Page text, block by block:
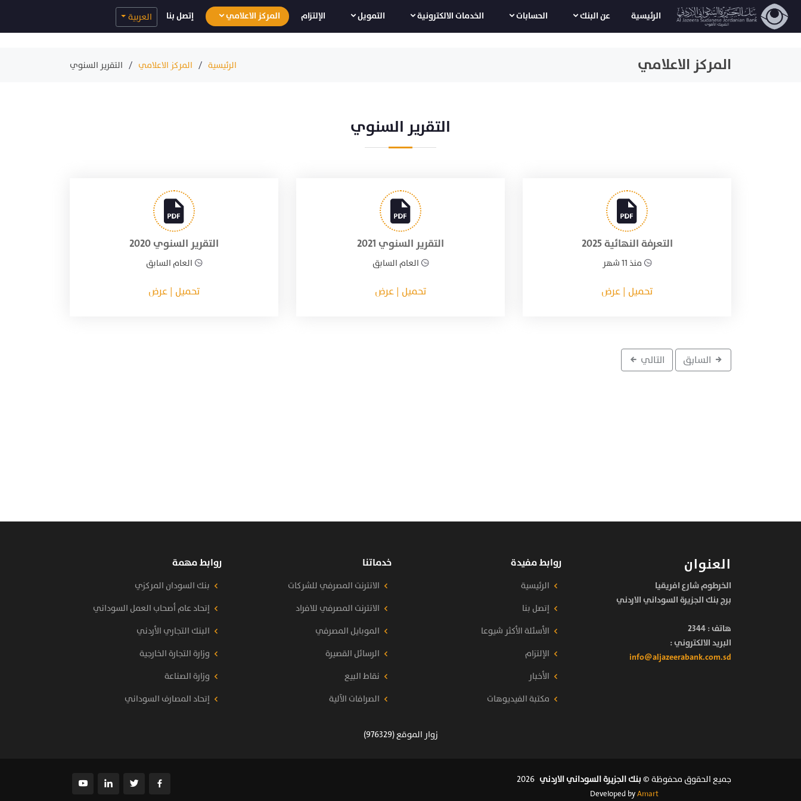
الرئيسية عن البنك الحسابات الخدمات الالكترونية التمويل الإلتزام المركز الاعلامي إتصل بنا العربية
المركز الاعلامي الرئيسية المركز الاعلامي التقرير السنوي
التقرير السنوي
التعرفة النهائية 2025
منذ 11 شهر
تحميل | عرض
التقرير السنوي 2021
العام السابق
تحميل | عرض
التقرير السنوي 2020
العام السابق
تحميل | عرض
السابق التالي
العنوان
الخرطوم شارع افريقيا
برج بنك الجزيرة السوداني الاردني
هاتف :2344
البريد الالكتروني :
info@aljazeerabank.com.sd
روابط مفيدة
الرئيسية
إتصل بنا
الأسئلة الأكثر شيوعا
الإلتزام
الأخبار
مكتبة الفيديوهات
خدماتنا
الانترنت المصرفي للشركات
الانترنت المصرفي للافراد
الموبايل المصرفي
الرسائل القصيرة
نقاط البيع
الصرافات الآلية
روابط مهمة
بنك السودان المركزي
إتحاد عام أصحاب العمل السوداني
البنك التجاري الأردني
وزارة التجارة الخارجية
وزارة الصناعة
إتحاد المصارف السوداني
زوار الموقع (976329)
جميع الحقوق محفوظة ©بنك الجزيرة السوداني الاردني
Developed byAmart